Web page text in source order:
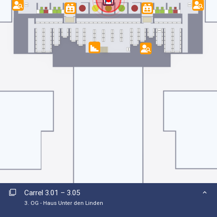
1. OG
2. OG
3. OG
Kunstobjekte – Haus Potsdamer Straße
3. OG
Carrel 3.01 – 3.05
3. OG - Haus Unter den Linden